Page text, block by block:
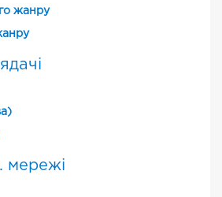
жанру
мережі